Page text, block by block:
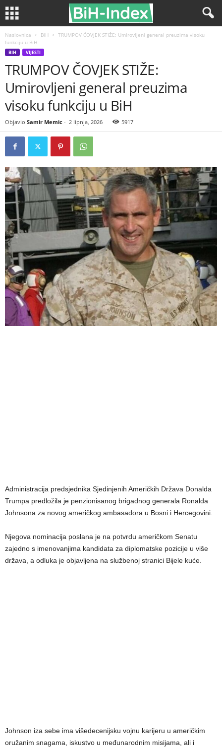
Naslovnica BiH
TRUMPOV ČOVJEK STIŽE: Umirovljeni general preuzima visoku
funkciju u BiH
BIH VIJESTI
TRUMPOV ČOVJEK STIŽE:
Umirovljeni general preuzima
visoku funkciju u BiH
Objavio Samir Memic - 2 lipnja, 2026 5917
Administracija predsjednika Sjedinjenih Američkih Država Donalda
Trumpa predložila je penzionisanog brigadnog generala Ronalda
Johnsona za novog američkog ambasadora u Bosni i Hercegovini.
Njegova nominacija poslana je na potvrdu američkom Senatu
zajedno s imenovanjima kandidata za diplomatske pozicije u više
država, a odluka je objavljena na službenoj stranici Bijele kuće.
Johnson iza sebe ima višedecenijsku vojnu karijeru u američkim
oružanim snagama, iskustvo u međunarodnim misijama, ali i